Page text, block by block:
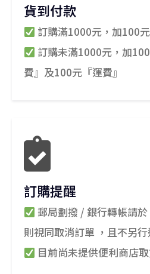
貨到付款
訂購滿1000元，加100
訂購未滿1000元，加
費』及100元『運費』
訂購提醒
郵局劃撥 / 銀行轉帳請
則視同取消訂單 ，且不另行
目前尚未提供便利商店